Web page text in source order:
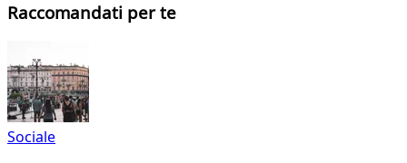
Raccomandati per te
Sociale